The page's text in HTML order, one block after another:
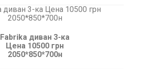
Fabrika диван 3-ка
Цена 10500 грн
2050*850*700н